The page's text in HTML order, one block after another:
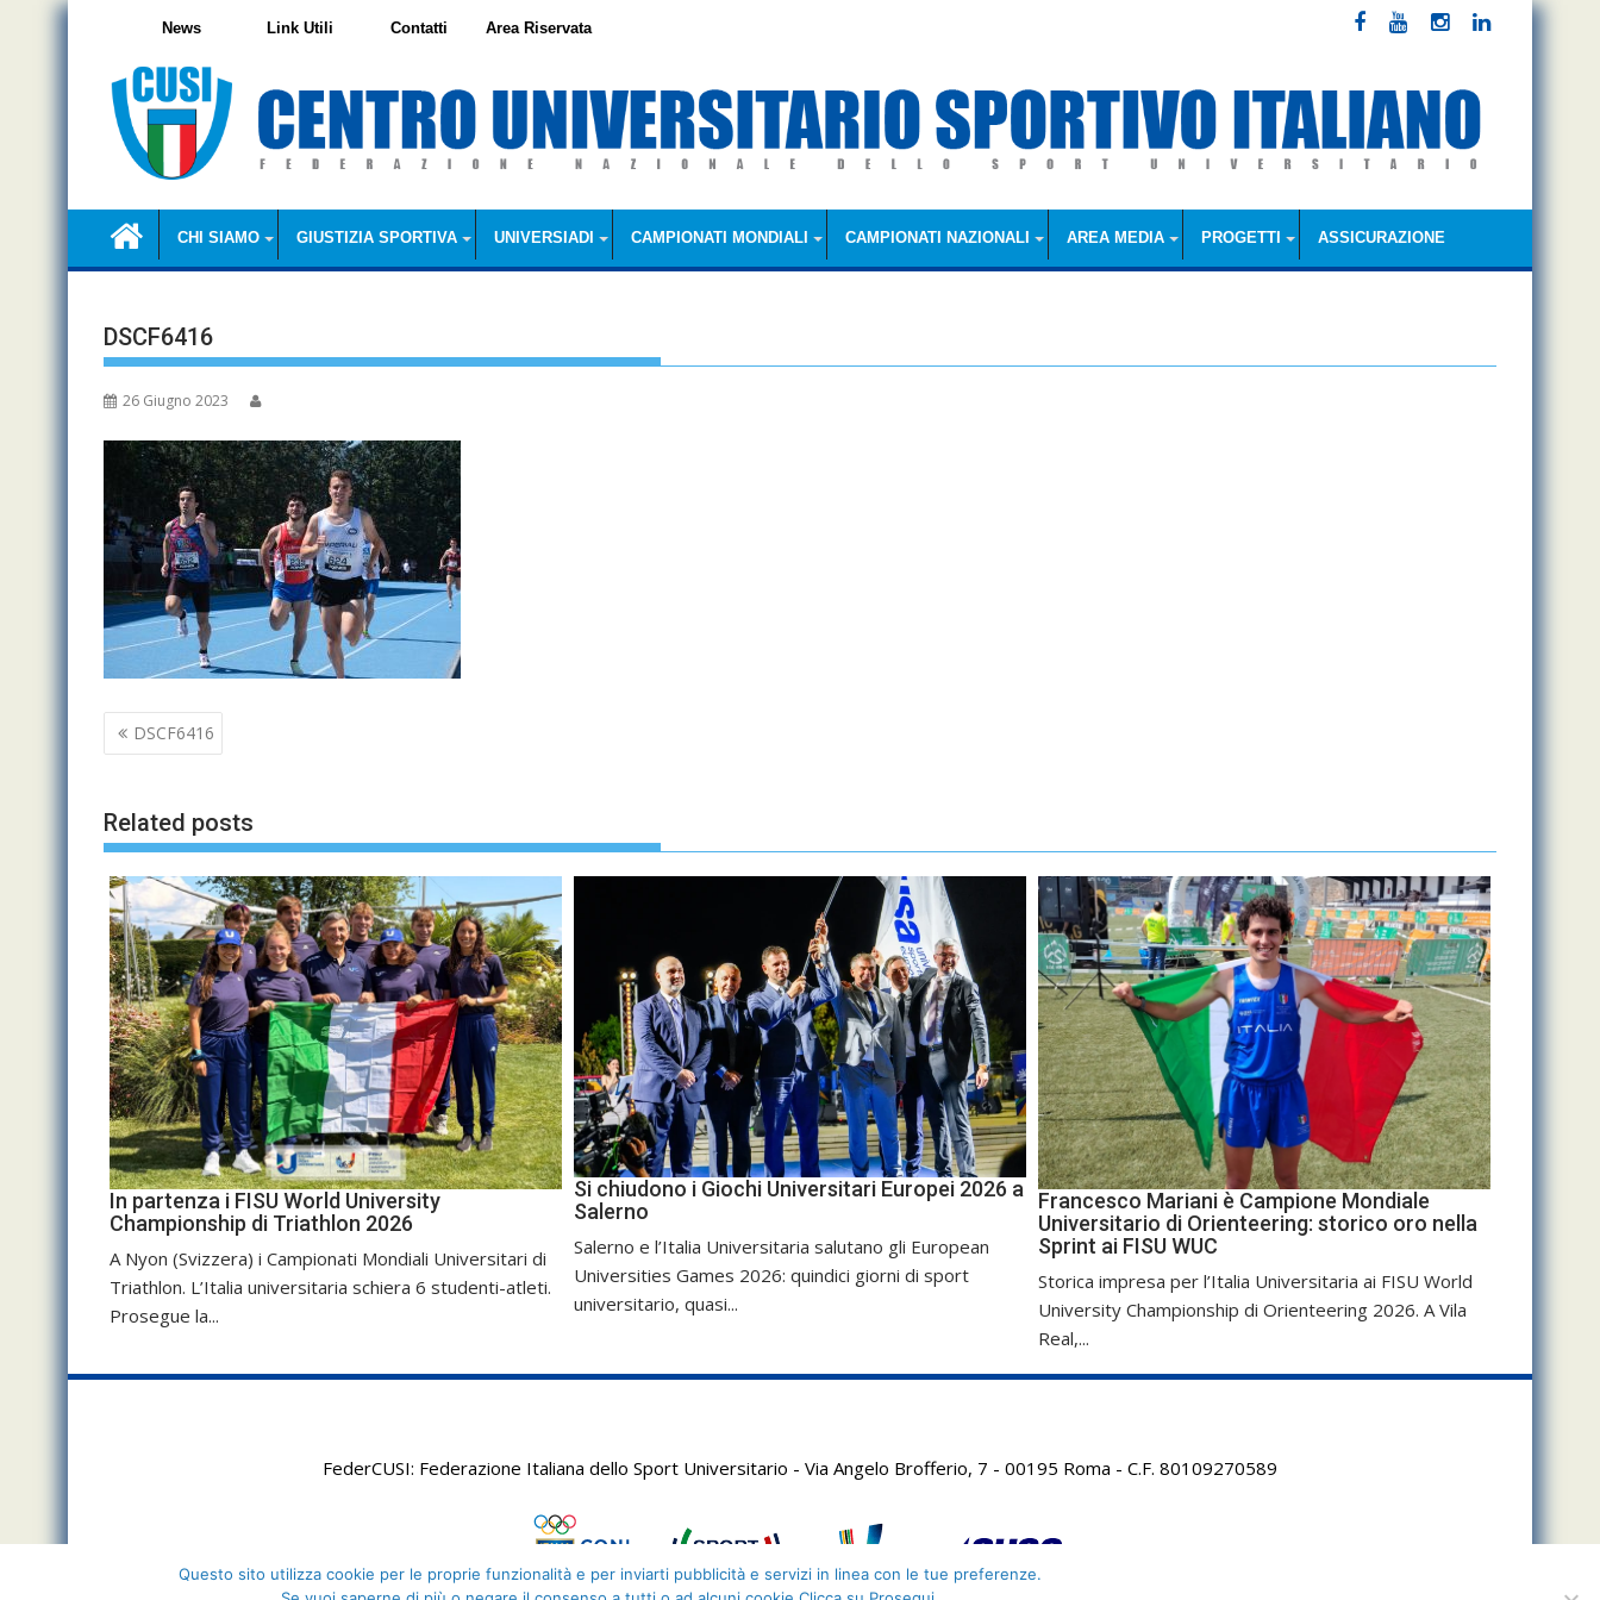
Skip
CHI SIAMO GIUSTIZIA SPORTIVA UNIVERSIADI CAMPIONATI MONDIALI CAMPIONATI NAZIONALI AREA MEDIA PROGETTI ASSICURAZIONE
News Link Utili Contatti Area Riservata
DSCF6416
26 Giugno 2023
Navigazione
articoli
DSCF6416
Related posts
In partenza i FISU World University
Championship di Triathlon 2026
A Nyon (Svizzera) i Campionati Mondiali Universitari di
Triathlon. L’Italia universitaria schiera 6 studenti-atleti.
Prosegue la...
Si chiudono i Giochi Universitari Europei 2026 a
Salerno
Salerno e l’Italia Universitaria salutano gli European
Universities Games 2026: quindici giorni di sport
universitario, quasi...
Francesco Mariani è Campione Mondiale
Universitario di Orienteering: storico oro nella
Sprint ai FISU WUC
Storica impresa per l’Italia Universitaria ai FISU World
University Championship di Orienteering 2026. A Vila
Real,...
FederCUSI: Federazione Italiana dello Sport Universitario - Via Angelo Brofferio, 7 - 00195 Roma - C.F. 80109270589
Questo sito utilizza cookie per le proprie funzionalità e per inviarti pubblicità e servizi in linea con le tue preferenze.